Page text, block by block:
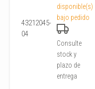
43212045-
04
disponible(s)
bajo pedido
Consulte
stock y
plazo de
entrega